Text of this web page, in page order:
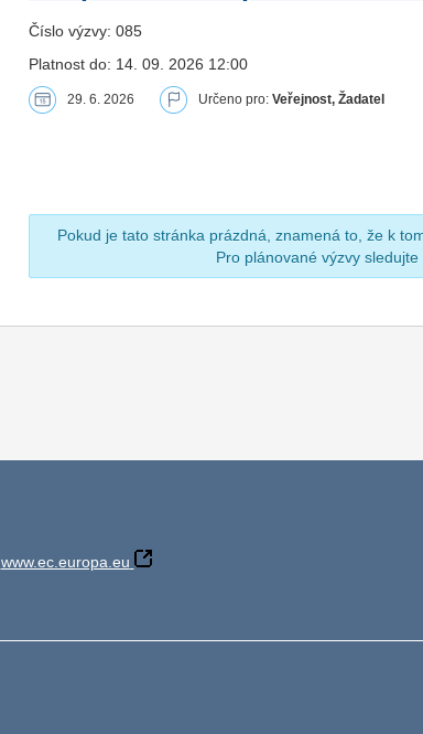
Číslo výzvy: 085
Platnost do: 14. 09. 2026 12:00
29. 6. 2026 Určeno pro:Veřejnost, Žadatel
Pokud je tato stránka prázdná, znamená to, že k
Pro plánované výzvy sledujte
www.ec.europa.eu